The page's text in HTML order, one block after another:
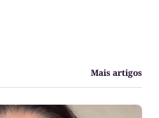
Mais artigos